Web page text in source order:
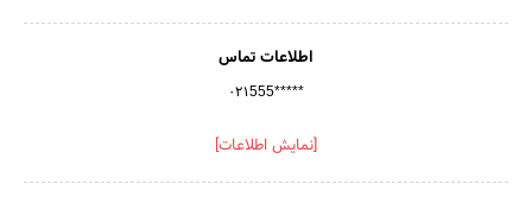
اطلاعات تماس
۰۲۱555*****
[نمایش اطلاعات]